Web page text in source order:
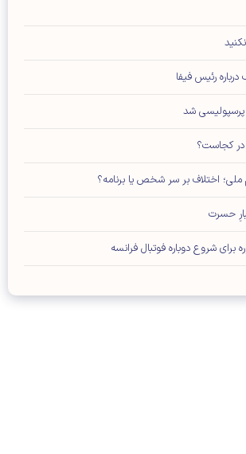
رئیس فیفا
پرسپولیسی شد
کجاست؟
اختلاف بر سر شخص یا برنامه؟
حسرت
برای شروع دوباره فوتبال فرانسه